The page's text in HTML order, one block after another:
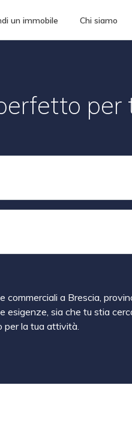
un immobile Chi siamo
per
a Brescia,
sia che tu stia
per la tua attività.